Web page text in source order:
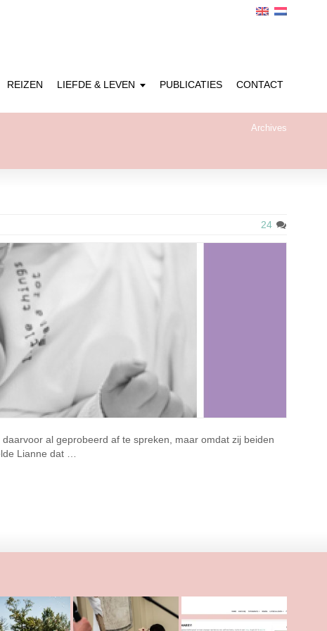
REIZEN LIEFDE & LEVEN PUBLICATIES CONTACT
Archives
24
al geprobeerd af te spreken, maar omdat zij beiden
Lianne dat …